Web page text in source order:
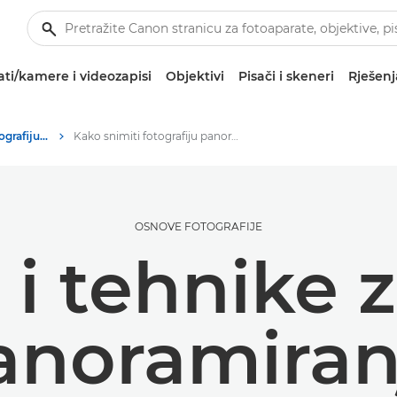
kamere i videozapisi Objektivi Pisači i skeneri
Savjeti i tehnike za fotografiju i ispisivanje Kako snimiti fotografiju panoramiranjem
OSNOVE FOTOGRAFIJE
i tehnike